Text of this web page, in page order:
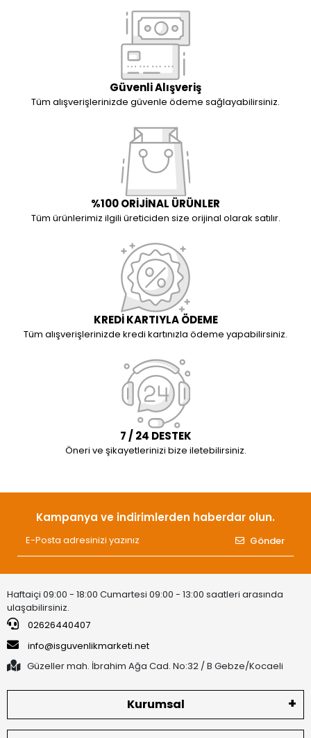
Güvenli Alışveriş
Tüm alışverişlerinizde güvenle ödeme sağlayabilirsiniz.
%100 ORİJİNAL ÜRÜNLER
Tüm ürünlerimiz ilgili üreticiden size orijinal olarak satılır.
KREDİ KARTIYLA ÖDEME
Tüm alışverişlerinizde kredi kartınızla ödeme yapabilirsiniz.
7 / 24 DESTEK
Öneri ve şikayetlerinizi bize iletebilirsiniz.
Kampanya ve indirimlerden haberdar olun.
Gönder
Haftaiçi 09:00 - 18:00 Cumartesi 09:00 - 13:00 saatleri arasında
ulaşabilirsiniz.
02626440407
info@isguvenlikmarketi.net
Güzeller mah. İbrahim Ağa Cad. No:32 / B Gebze/Kocaeli
Kurumsal